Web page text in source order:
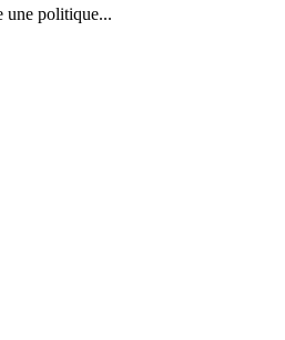
une politique...